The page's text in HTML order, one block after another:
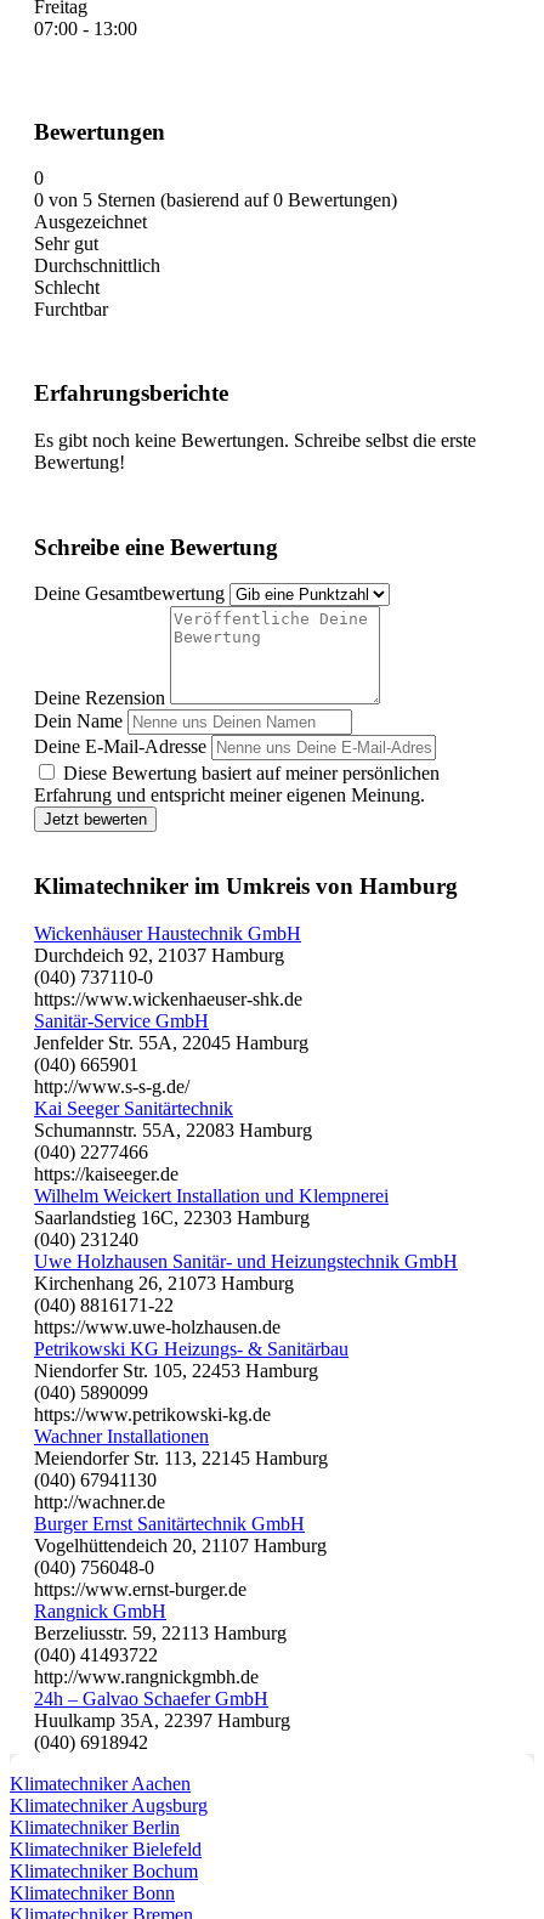
Freitag
07:00 - 13:00
Bewertungen
0
0 von 5 Sternen (basierend auf 0 Bewertungen)
Ausgezeichnet
Sehr gut
Durchschnittlich
Schlecht
Furchtbar
Erfahrungsberichte
Es gibt noch keine Bewertungen. Schreibe selbst die erste
Bewertung!
Schreibe eine Bewertung
Deine Gesamtbewertung
Deine Rezension
Dein Name
Deine E-Mail-Adresse
Diese Bewertung basiert auf meiner persönlichen
Erfahrung und entspricht meiner eigenen Meinung.
Jetzt bewerten
Klimatechniker im Umkreis von Hamburg
Wickenhäuser Haustechnik GmbH
Durchdeich 92, 21037 Hamburg
(040) 737110-0
https://www.wickenhaeuser-shk.de
Sanitär-Service GmbH
Jenfelder Str. 55A, 22045 Hamburg
(040) 665901
http://www.s-s-g.de/
Kai Seeger Sanitärtechnik
Schumannstr. 55A, 22083 Hamburg
(040) 2277466
https://kaiseeger.de
Wilhelm Weickert Installation und Klempnerei
Saarlandstieg 16C, 22303 Hamburg
(040) 231240
Uwe Holzhausen Sanitär- und Heizungstechnik GmbH
Kirchenhang 26, 21073 Hamburg
(040) 8816171-22
https://www.uwe-holzhausen.de
Petrikowski KG Heizungs- & Sanitärbau
Niendorfer Str. 105, 22453 Hamburg
(040) 5890099
https://www.petrikowski-kg.de
Wachner Installationen
Meiendorfer Str. 113, 22145 Hamburg
(040) 67941130
http://wachner.de
Burger Ernst Sanitärtechnik GmbH
Vogelhüttendeich 20, 21107 Hamburg
(040) 756048-0
https://www.ernst-burger.de
Rangnick GmbH
Berzeliusstr. 59, 22113 Hamburg
(040) 41493722
http://www.rangnickgmbh.de
24h – Galvao Schaefer GmbH
Huulkamp 35A, 22397 Hamburg
(040) 6918942
Klimatechniker Aachen
Klimatechniker Augsburg
Klimatechniker Berlin
Klimatechniker Bielefeld
Klimatechniker Bochum
Klimatechniker Bonn
Klimatechniker Bremen